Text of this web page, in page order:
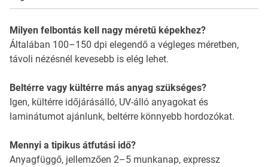
Milyen felbontás kell nagy méretű képekhez?
Általában 100–150 dpi elegendő a végleges méretben,
távoli nézésnél kevesebb is elég lehet.
Beltérre vagy kültérre más anyag szükséges?
Igen, kültérre időjárásálló, UV-álló anyagokat és
laminátumot ajánlunk, beltérre könnyebb hordozókat.
Mennyi a tipikus átfutási idő?
Anyagfüggő, jellemzően 2–5 munkanap, expressz